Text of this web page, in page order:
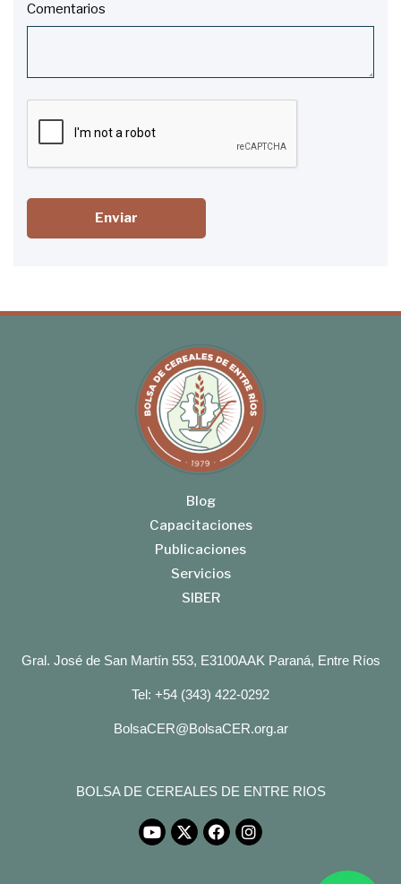
Comentarios
Enviar
Blog
Capacitaciones
Publicaciones
Servicios
SIBER
Gral. José de San Martín 553, E3100AAK Paraná, Entre Ríos
Tel: +54 (343) 422-0292
BolsaCER@BolsaCER.org.ar
BOLSA DE CEREALES DE ENTRE RIOS